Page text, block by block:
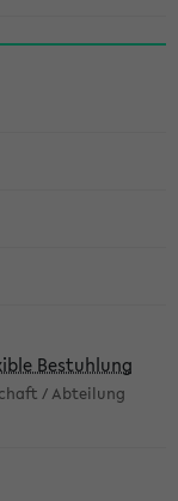
Bestuhlung
/ Abteilung